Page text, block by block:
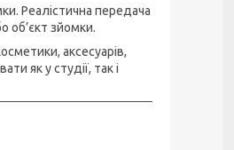
Реалістична передача
об’єкт зйомки.
аксесуарів,
як у студії, так і